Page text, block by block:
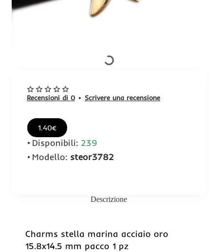
Recensioni di 0 • Scrivere una recensione
1.40€
Disponibili: 239
Modello: steor3782
Descrizione
Charms stella marina acciaio oro
15.8x14.5 mm pacco 1 pz